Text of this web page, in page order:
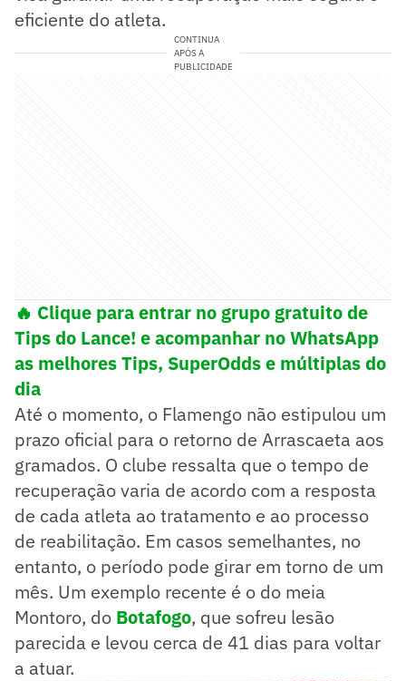
eficiente do atleta.
CONTINUA
APÓS A
PUBLICIDADE
🔥 Clique para entrar no grupo gratuito de
Tips do Lance! e acompanhar no WhatsApp
as melhores Tips, SuperOdds e múltiplas do
dia
Até o momento, o Flamengo não estipulou um
prazo oficial para o retorno de Arrascaeta aos
gramados. O clube ressalta que o tempo de
recuperação varia de acordo com a resposta
de cada atleta ao tratamento e ao processo
de reabilitação. Em casos semelhantes, no
entanto, o período pode girar em torno de um
mês. Um exemplo recente é o do meia
Montoro, do Botafogo, que sofreu lesão
parecida e levou cerca de 41 dias para voltar
a atuar.